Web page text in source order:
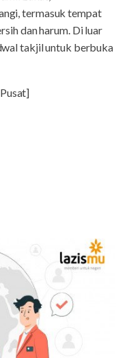
termasuk tempat
dan harum. Di luar
takjil untuk berbuka